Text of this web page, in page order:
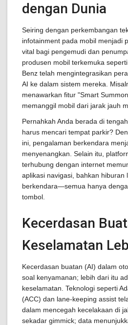
dengan Dunia
Seiring dengan perkembangan
infotainment pada mobil menjadi
vital bagi pengemudi dan
produsen mobil terkemuka
Benz telah mengintegrasikan
AI ke dalam sistem mereka.
menawarkan fitur "Smart
memanggil mobil dari jarak jauh
Pernahkah Anda berada di
harus mencari tempat parkir?
ini, pengalaman berkendara
menyenangkan. Selain itu,
terhubung dengan internet
aplikasi navigasi, bahkan hiburan
berkendara—semua hanya
tombol.
Kecerdasan
Keselamatan
Kecerdasan buatan (AI) dalam
soal kenyamanan; lebih dari itu
keselamatan. Teknologi seperti
(ACC) dan lane-keeping assist
dalam mencegah kecelakaan di
sekadar gimmick; data